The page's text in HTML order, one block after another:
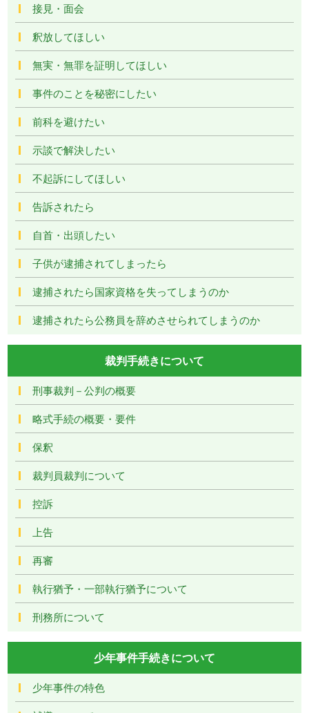
接見・面会
釈放してほしい
無実・無罪を証明してほしい
事件のことを秘密にしたい
前科を避けたい
示談で解決したい
不起訴にしてほしい
告訴されたら
自首・出頭したい
子供が逮捕されてしまったら
逮捕されたら国家資格を失ってしまうのか
逮捕されたら公務員を辞めさせられてしまうのか
裁判手続きについて
刑事裁判－公判の概要
略式手続の概要・要件
保釈
裁判員裁判について
控訴
上告
再審
執行猶予・一部執行猶予について
刑務所について
少年事件手続きについて
少年事件の特色